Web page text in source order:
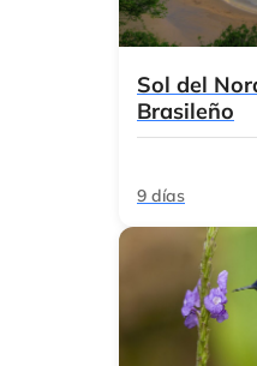
Sol del
Brasileño
9 días